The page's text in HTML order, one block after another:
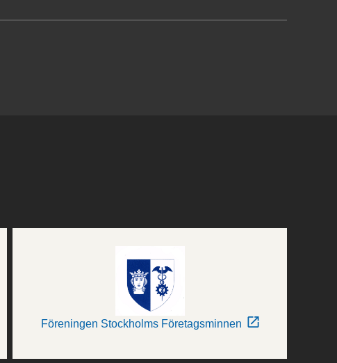
Föreningen Stockholms Företagsminnen